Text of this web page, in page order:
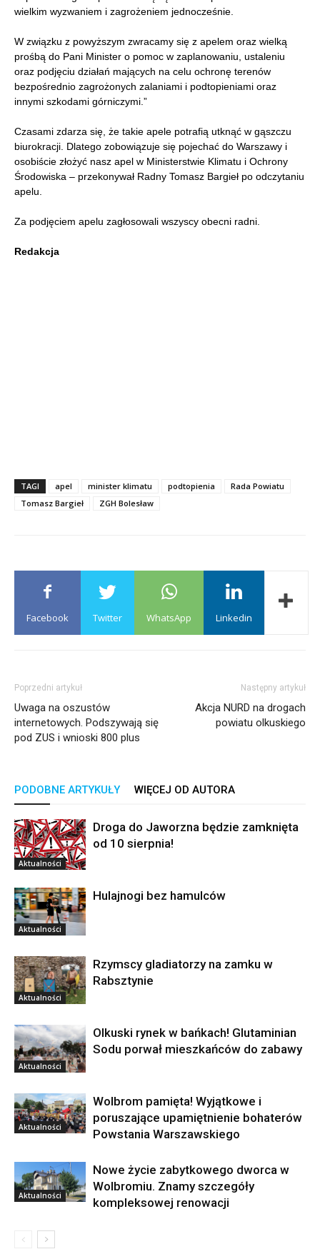
wielkim wyzwaniem i zagrożeniem jednocześnie.
W związku z powyższym zwracamy się z apelem oraz wielką
prośbą do Pani Minister o pomoc w zaplanowaniu, ustaleniu
oraz podjęciu działań mających na celu ochronę terenów
bezpośrednio zagrożonych zalaniami i podtopieniami oraz
innymi szkodami górniczymi.”
Czasami zdarza się, że takie apele potrafią utknąć w gąszczu
biurokracji. Dlatego zobowiązuje się pojechać do Warszawy i
osobiście złożyć nasz apel w Ministerstwie Klimatu i Ochrony
Środowiska – przekonywał Radny Tomasz Bargieł po odczytaniu
apelu.
Za podjęciem apelu zagłosowali wszyscy obecni radni.
Redakcja
TAGI apel minister klimatu podtopienia
Rada Powiatu
Tomasz Bargieł
ZGH Bolesław
Facebook Twitter WhatsApp Linkedin
Poprzedni artykuł
Uwaga na oszustów
internetowych. Podszywają się
pod ZUS i wnioski 800 plus
Następny artykuł
Akcja NURD na drogach
powiatu olkuskiego
PODOBNE ARTYKUŁY WIĘCEJ OD AUTORA
Aktualności
Droga do Jaworzna będzie zamknięta
od 10 sierpnia!
Aktualności
Hulajnogi bez hamulców
Aktualności
Rzymscy gladiatorzy na zamku w
Rabsztynie
Aktualności
Olkuski rynek w bańkach! Glutaminian
Sodu porwał mieszkańców do zabawy
Aktualności
Wolbrom pamięta! Wyjątkowe i
poruszające upamiętnienie bohaterów
Powstania Warszawskiego
Aktualności
Nowe życie zabytkowego dworca w
Wolbromiu. Znamy szczegóły
kompleksowej renowacji